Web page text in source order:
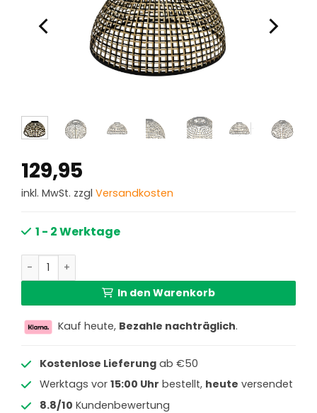
129,95
inkl. MwSt. zzgl Versandkosten
1 - 2 Werktage
Open Bambuslampenschirm geflochten Steinhauer
In den Warenkorb
Kauf heute, Bezahle nachträglich.
Kostenlose Lieferungab €50
Werktags vor 15:00 Uhr bestellt, heute versendet
8.8/10 Kundenbewertung